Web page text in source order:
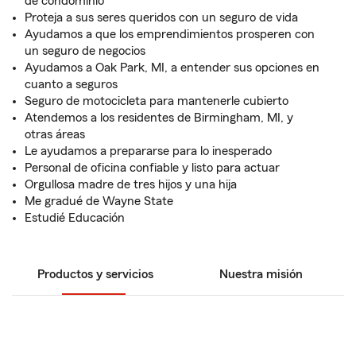
Proteja a sus seres queridos con un seguro de vida
Ayudamos a que los emprendimientos prosperen con
un seguro de negocios
Ayudamos a Oak Park, MI, a entender sus opciones en
cuanto a seguros
Seguro de motocicleta para mantenerle cubierto
Atendemos a los residentes de Birmingham, MI, y
otras áreas
Le ayudamos a prepararse para lo inesperado
Personal de oficina confiable y listo para actuar
Orgullosa madre de tres hijos y una hija
Me gradué de Wayne State
Estudié Educación
Productos y servicios Nuestra misión